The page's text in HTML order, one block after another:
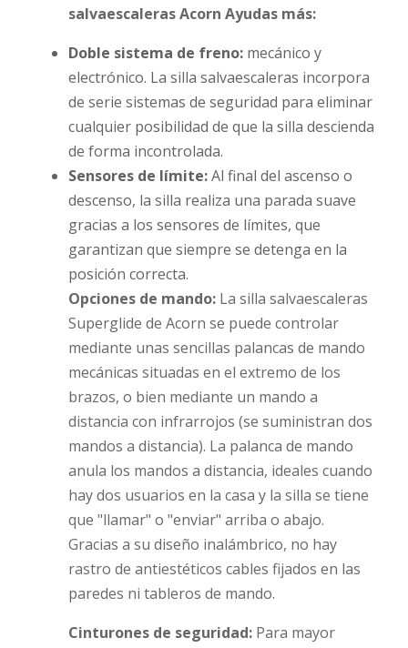
salvaescaleras Acorn Ayudas más:
Doble sistema de freno: mecánico y
electrónico. La silla salvaescaleras incorpora
de serie sistemas de seguridad para eliminar
cualquier posibilidad de que la silla descienda
de forma incontrolada.
Sensores de límite:Al final del ascenso o
descenso, la silla realiza una parada suave
gracias a los sensores de límites, que
garantizan que siempre se detenga en la
posición correcta.
Opciones de mando: La silla salvaescaleras
Superglide de Acorn se puede controlar
mediante unas sencillas palancas de mando
mecánicas situadas en el extremo de los
brazos, o bien mediante un mando a
distancia con infrarrojos (se suministran dos
mandos a distancia). La palanca de mando
anula los mandos a distancia, ideales cuando
hay dos usuarios en la casa y la silla se tiene
que "llamar" o "enviar" arriba o abajo.
Gracias a su diseño inalámbrico, no hay
rastro de antiestéticos cables fijados en las
paredes ni tableros de mando.
Cinturones de seguridad: Para mayor